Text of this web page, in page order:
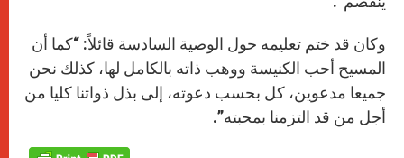
وكان قد ختم تعليمه حول الوصية السادسة قائلاً: “كما أن
المسيح أحب الكنيسة ووهب ذاته بالكامل لها، كذلك نحن
جميعا مدعوين، كل بحسب دعوته، إلى بذل ذواتنا كليا من
أجل من قد التزمنا بمحبته”.